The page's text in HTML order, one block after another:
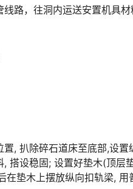
路，往洞内运送安置机具
, 扒除碎石道床至底部,设
搭设稳固; 设置好垫木(顶
垫木上摆放纵向扣轨梁, 用